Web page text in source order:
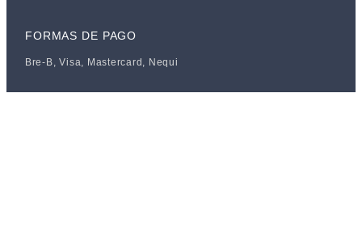
FORMAS DE PAGO
Bre-B, Visa, Mastercard, Nequi